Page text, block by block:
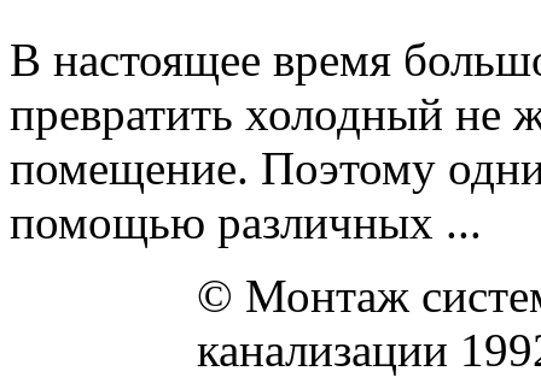
В настоящее время
превратить холодный не
помещение. Поэтому
помощью различных ...
© Монтаж
канализации